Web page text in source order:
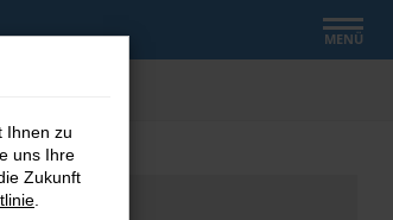
MENÜ
Ihnen zu
uns Ihre
Zukunft